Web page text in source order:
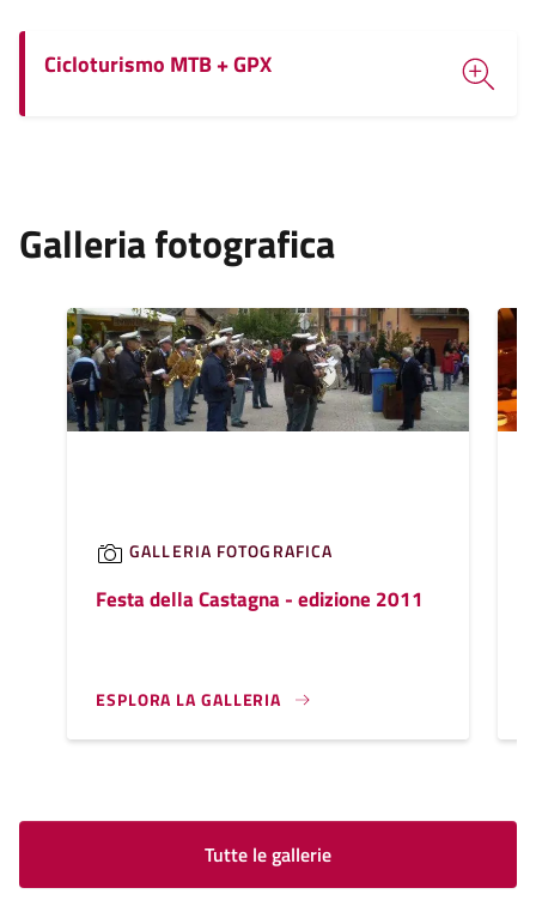
Cicloturismo MTB + GPX
Galleria fotografica
GALLERIA FOTOGRAFICA
Festa della Castagna - edizione 2011
ESPLORA LA GALLERIA
Tutte le gallerie